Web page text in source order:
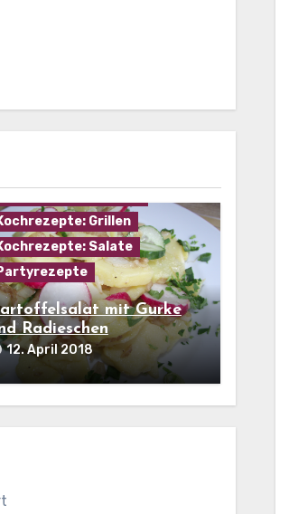
Grillen
Salate
mit Gurke
Radieschen
12. April 2018